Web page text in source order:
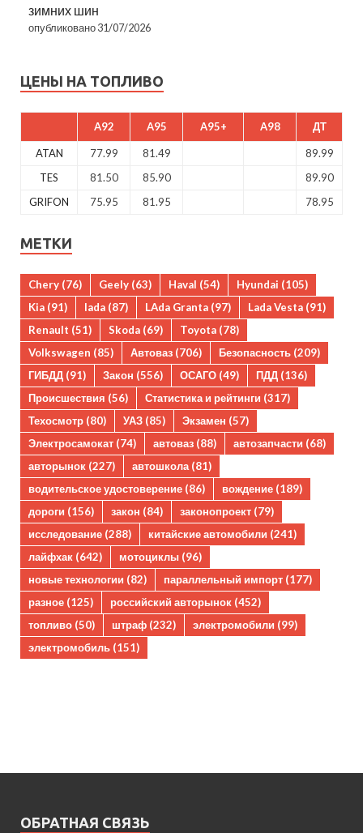
зимних шин
опубликовано 31/07/2026
ЦЕНЫ НА ТОПЛИВО
A92 A95 A95+ A98 ДТ
ATAN 77.99 81.49
89.99
TES
81.50 85.90
89.90
GRIFON
75.95 81.95 78.95
МЕТКИ
Chery (76) Geely (63) Haval (54) Hyundai (105)
Kia (91) lada (87) LAda Granta (97) Lada Vesta (91)
Renault (51) Skoda (69) Toyota (78)
Volkswagen (85) Автоваз (706) Безопасность (209)
ГИБДД (91) Закон (556) ОСАГО (49) ПДД (136)
Происшествия (56) Статистика и рейтинги (317)
Техосмотр (80) УАЗ (85) Экзамен (57)
Электросамокат (74) автоваз (88) автозапчасти (68)
авторынок (227) автошкола(81)
водительское удостоверение (86) вождение (189)
дороги (156) закон (84) законопроект (79)
исследование (288) китайские автомобили (241)
лайфхак (642) мотоциклы (96)
новые технологии (82) параллельный импорт (177)
разное (125) российский авторынок (452)
топливо (50) штраф (232) электромобили (99)
электромобиль (151)
ОБРАТНАЯ СВЯЗЬ